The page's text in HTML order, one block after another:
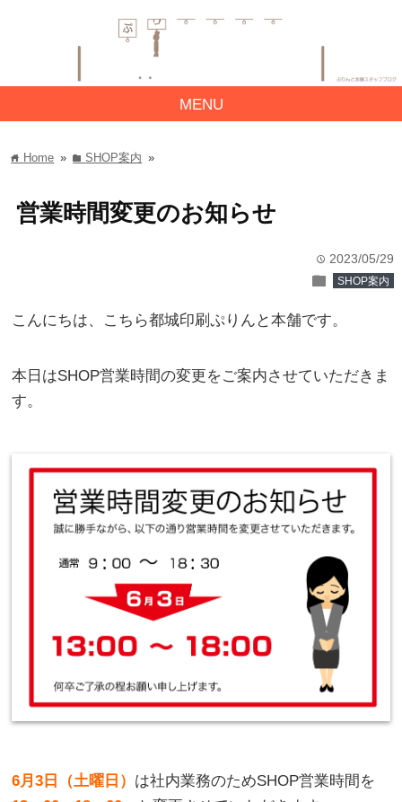
MENU
home Home » folderSHOP案内 »
営業時間変更のお知らせ
time 2023/05/29
folder SHOP案内
こんにちは、こちら都城印刷ぷりんと本舗です。
本日はSHOP営業時間の変更をご案内させていただきま
す。
6月3日（土曜日） は社内業務のためSHOP営業時間を